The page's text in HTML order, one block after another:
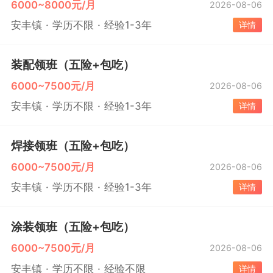
6000~8000元/月 2026-08-06
安丰镇 学历不限 经验1-3年 详情
装配领班（五险+包吃）
6000~7500元/月 2026-08-06
安丰镇 学历不限 经验1-3年 详情
焊接领班（五险+包吃）
6000~7500元/月 2026-08-06
安丰镇 学历不限 经验1-3年 详情
涂装领班（五险+包吃）
6000~7500元/月 2026-08-06
安丰镇 学历不限 经验不限 详情